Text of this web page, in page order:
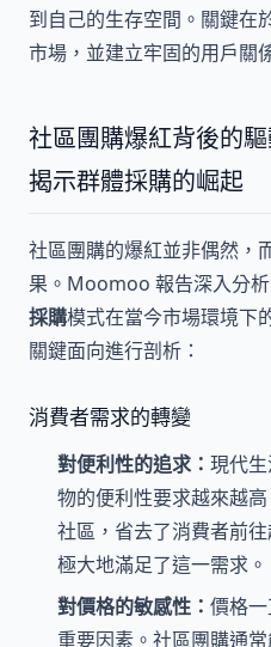
到自己的生存空間。關鍵在
市場，並建立牢固的用戶關
社區團購爆紅背後的
揭示群體採購的崛起
社區團購的爆紅並非偶然，
果。Moomoo 報告深入分
採購模式在當今市場環境下
關鍵面向進行剖析：
消費者需求的轉變
對便利性的追求： 現代
物的便利性要求越來越
社區，省去了消費者前
極大地滿足了這一需求。
對價格的敏感性： 價格
重要因素。社區團購通